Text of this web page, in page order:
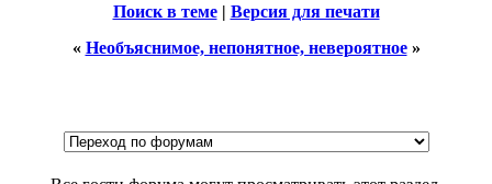
Поиск в теме| Версия для печати
« Необъяснимое, непонятное, невероятное»